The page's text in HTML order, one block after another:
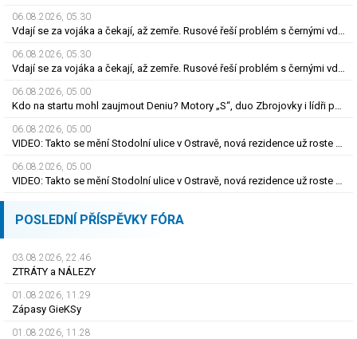
06.08.2026, 05.30
06.08.2026, 05.30
06.08.2026, 05.00
06.08.2026, 05.00
06.08.2026, 05.00
POSLEDNÍ PŘÍSPĚVKY FÓRA
03.08.2026, 22.46
ZTRÁTY a NÁLEZY
01.08.2026, 11.29
Zápasy GieKSy
01.08.2026, 11.28